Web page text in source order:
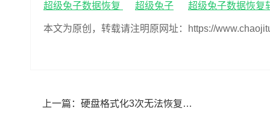
超级兔子数据恢复 超级兔子 超级兔子数据恢复
本文为原创，转载请注明原网址：https://
上一篇： 硬盘格式化3次无法恢复数据了吗(硬盘格式化3次怎么恢复数据)